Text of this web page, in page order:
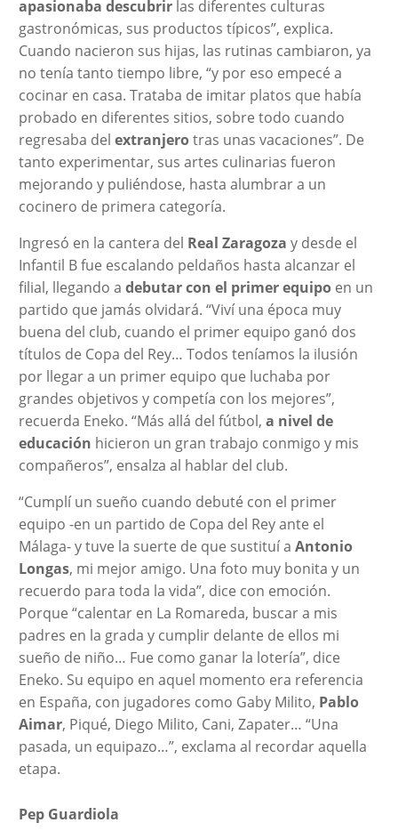
apasionaba descubrirlas diferentes culturas
gastronómicas, sus productos típicos”, explica.
Cuando nacieron sus hijas, las rutinas cambiaron, ya
no tenía tanto tiempo libre, “y por eso empecé a
cocinar en casa. Trataba de imitar platos que había
probado en diferentes sitios, sobre todo cuando
regresaba del extranjerotras unas vacaciones”. De
tanto experimentar, sus artes culinarias fueron
mejorando y puliéndose, hasta alumbrar a un
cocinero de primera categoría.
Ingresó en la cantera del Real Zaragoza y desde el
Infantil B fue escalando peldaños hasta alcanzar el
filial, llegando a debutar con el primer equipoen un
partido que jamás olvidará. “Viví una época muy
buena del club, cuando el primer equipo ganó dos
títulos de Copa del Rey… Todos teníamos la ilusión
por llegar a un primer equipo que luchaba por
grandes objetivos y competía con los mejores”,
recuerda Eneko. “Más allá del fútbol, a nivel de
educación hicieron un gran trabajo conmigo y mis
compañeros”, ensalza al hablar del club.
“Cumplí un sueño cuando debuté con el primer
equipo -en un partido de Copa del Rey ante el
Málaga- y tuve la suerte de que sustituí a Antonio
Longas, mi mejor amigo. Una foto muy bonita y un
recuerdo para toda la vida”, dice con emoción.
Porque “calentar en La Romareda, buscar a mis
padres en la grada y cumplir delante de ellos mi
sueño de niño… Fue como ganar la lotería”, dice
Eneko. Su equipo en aquel momento era referencia
en España, con jugadores como Gaby Milito, Pablo
Aimar, Piqué, Diego Milito, Cani, Zapater… “Una
pasada, un equipazo…”, exclama al recordar aquella
etapa.
Pep Guardiola